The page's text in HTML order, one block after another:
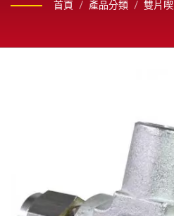
到最終成品之一系列生產製造，且為
首頁 / 產品分類 / 雙片